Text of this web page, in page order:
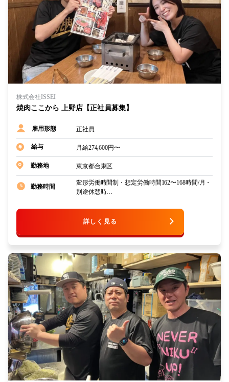
株式会社ISSEI
焼肉ここから 上野店【正社員募集】
雇用形態 正社員
給与 月給274,600円〜
勤務地 東京都台東区
勤務時間
変形労働時間制・想定労働時間162〜168時間/月・
別途休憩時…
詳しく見る